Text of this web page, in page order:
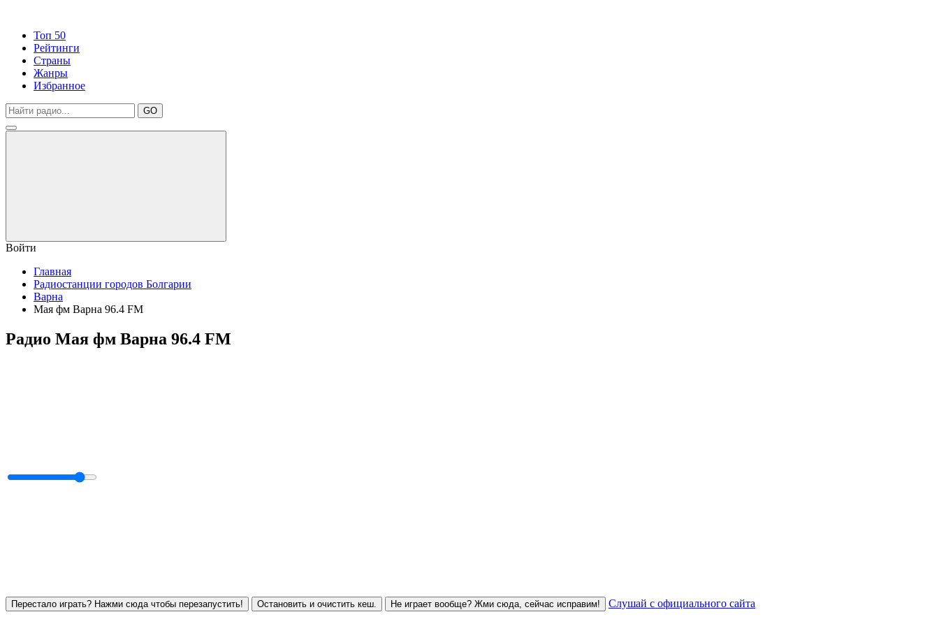
Топ 50
Рейтинги
Страны
Жанры
Избранное
GO
Войти
Главная
Радиостанции городов Болгарии
Варна
Мая фм Варна 96.4 FM
Радио Мая фм Варна 96.4 FM
Перестало играть? Нажми сюда чтобы перезапустить! Остановить и очистить кеш. Не играет вообще? Жми сюда, сейчас исправим! Слушай с официального сайта